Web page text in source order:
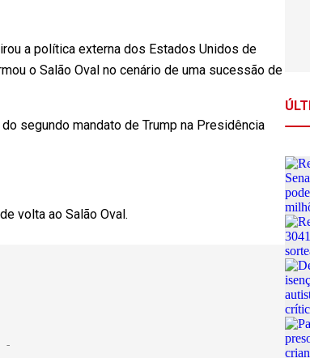
a política externa dos Estados Unidos de
o Salão Oval no cenário de uma sucessão de
segundo mandato de Trump na Presidência
volta ao Salão Oval.